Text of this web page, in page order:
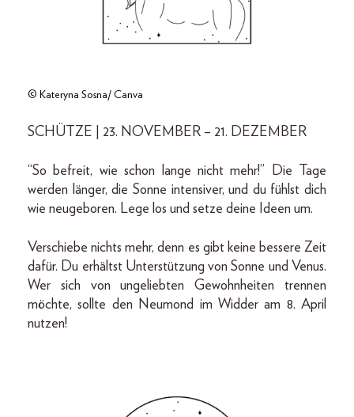
© Kateryna Sosna/ Canva
SCHÜTZE | 23. NOVEMBER – 21. DEZEMBER
“So befreit, wie schon lange nicht mehr!” Die Tage
werden länger, die Sonne intensiver, und du fühlst dich
wie neugeboren. Lege los und setze deine Ideen um.
Verschiebe nichts mehr, denn es gibt keine bessere Zeit
dafür. Du erhältst Unterstützung von Sonne und Venus.
Wer sich von ungeliebten Gewohnheiten trennen
möchte, sollte den Neumond im Widder am 8. April
nutzen!